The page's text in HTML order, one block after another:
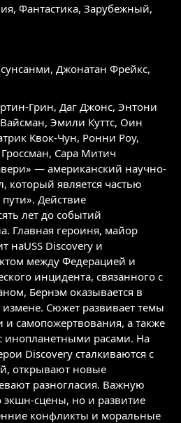
, Фантастика, Зарубежный,
Джонатан Фрейкс,
Грин, Даг Джонс, Энтони
, Эмили Куттс, Оин
Квок-Чун, Ронни Роу,
, Сара Митич
— американский научно-
который является частью
Действие
лет до событий
Главная героиня, майор
наUSS Discovery и
между Федерацией и
инцидента, связанного с
Бернэм оказывается в
Сюжет развивает темы
и самопожертвования, а также
инопланетными расами. На
Discovery сталкиваются с
открывают новые
разногласия. Важную
экшн-сцены, но и развитие
конфликты и моральные